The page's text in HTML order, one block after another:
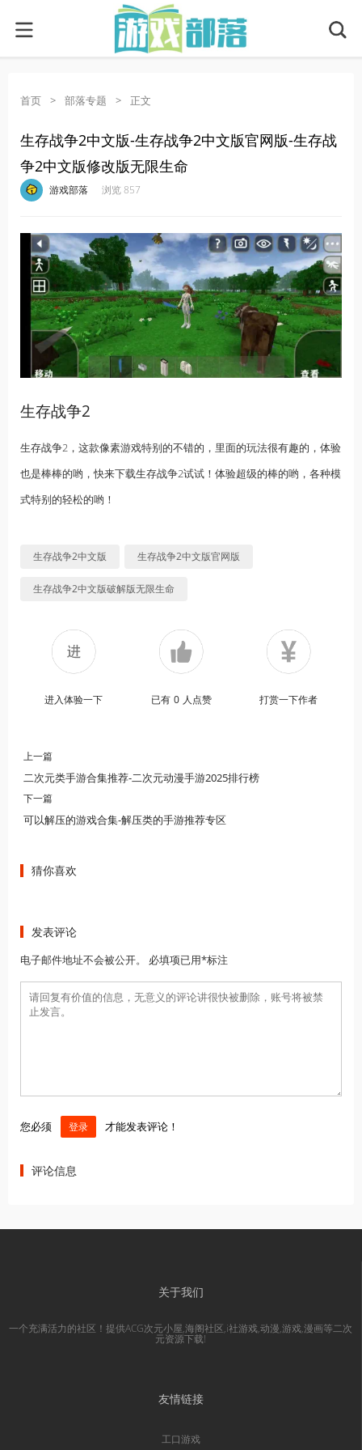
首页 > 部落专题 > 正文
生存战争2中文版-生存战争2中文版官网版-生存战
争2中文版修改版无限生命
游戏部落 浏览 857
生存战争2
生存战争2，这款像素游戏特别的不错的，里面的玩法很有趣的，体验
也是棒棒的哟，快来下载生存战争2试试！体验超级的棒的哟，各种模
式特别的轻松的哟！
生存战争2中文版 生存战争2中文版官网版
生存战争2中文版破解版无限生命
进入体验一下 已有 0 人点赞 打赏一下作者
上一篇
二次元类手游合集推荐-二次元动漫手游2025排行榜
下一篇
可以解压的游戏合集-解压类的手游推荐专区
猜你喜欢
发表评论
电子邮件地址不会被公开。 必填项已用*标注
您必须 登录 才能发表评论！
评论信息
关于我们
一个充满活力的社区！提供ACG次元小屋,海阁社区,i社游戏,动漫,游戏,漫画等二次
元资源下载!
友情链接
工口游戏